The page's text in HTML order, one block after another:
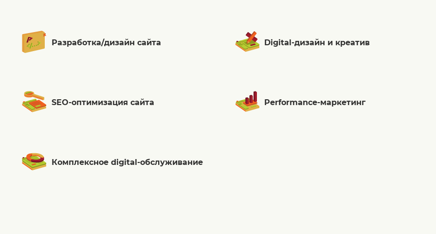
Разработка/дизайн сайта Digital-дизайн и креатив
SEO-оптимизация сайта Performance-маркетинг
Комплексное digital-обслуживание